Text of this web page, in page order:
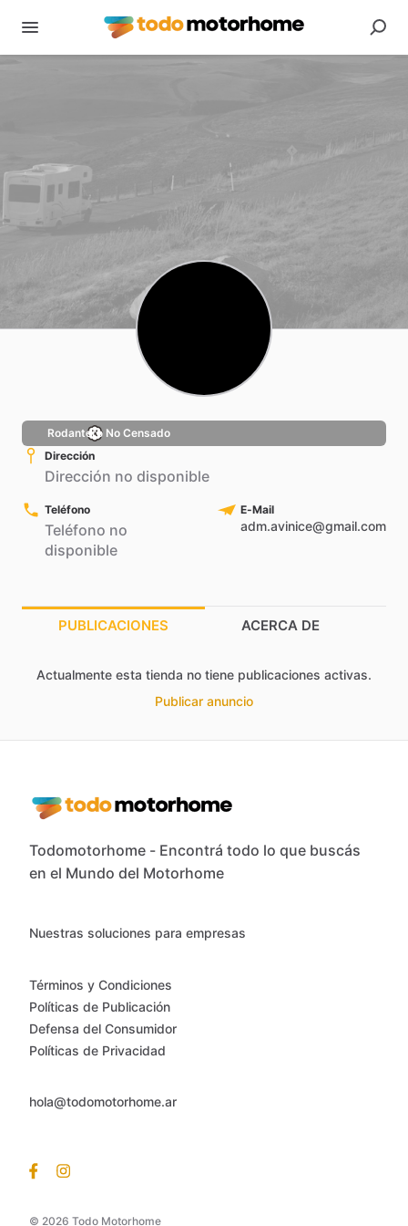
Rodantero No Censado
Dirección
Dirección no disponible
Teléfono
Teléfono no
disponible
E-Mail
adm.avinice@gmail.com
PUBLICACIONES ACERCA DE
Actualmente esta tienda no tiene publicaciones activas.
Publicar anuncio
Todomotorhome - Encontrá todo lo que buscás
en el Mundo del Motorhome
© 2026 Todo Motorhome
Nuestras soluciones para empresas
Términos y Condiciones
Políticas de Publicación
Defensa del Consumidor
Políticas de Privacidad
hola@todomotorhome.ar